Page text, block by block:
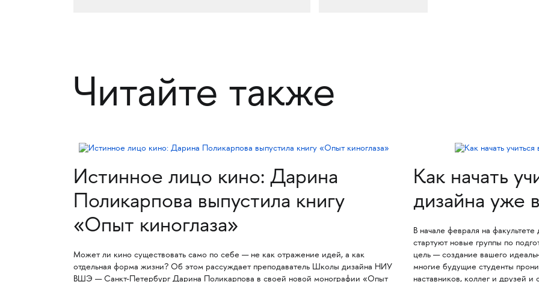
Читайте также
Истинное лицо кино: Дарина
Поликарпова выпустила книгу
«Опыт киноглаза»
Может ли кино существовать само по себе — не как отражение идей, а как
отдельная форма жизни? Об этом рассуждает преподаватель Школы дизайна НИУ
ВШЭ — Санкт-Петербург Дарина Поликарпова в своей новой монографии «Опыт
Как начать
дизайна уже
В начале февраля на
стартуют новые группы по
цель — создание вашего
многие будущие студенты
наставников, коллег и друзей